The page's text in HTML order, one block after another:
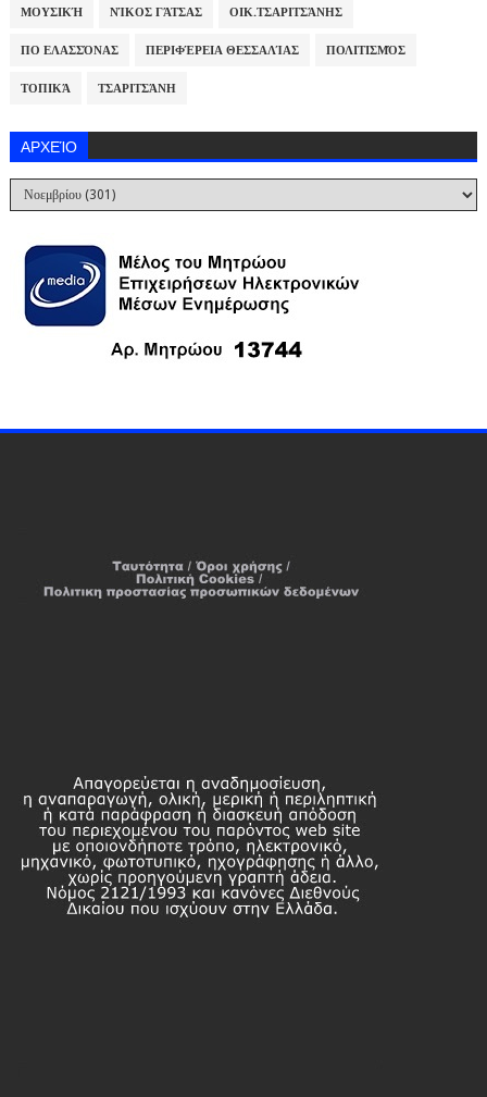
ΜΟΥΣΙΚΉ ΝΊΚΟΣ ΓΆΤΣΑΣ ΟΙΚ.ΤΣΑΡΙΤΣΆΝΗΣ
ΠΟ ΕΛΑΣΣΌΝΑΣ ΠΕΡΙΦΈΡΕΙΑ ΘΕΣΣΑΛΊΑΣ ΠΟΛΙΤΙΣΜΌΣ
ΤΟΠΙΚΆ ΤΣΑΡΙΤΣΆΝΗ
ΑΡΧΕΊΟ